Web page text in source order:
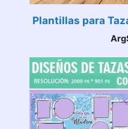
Plantillas para